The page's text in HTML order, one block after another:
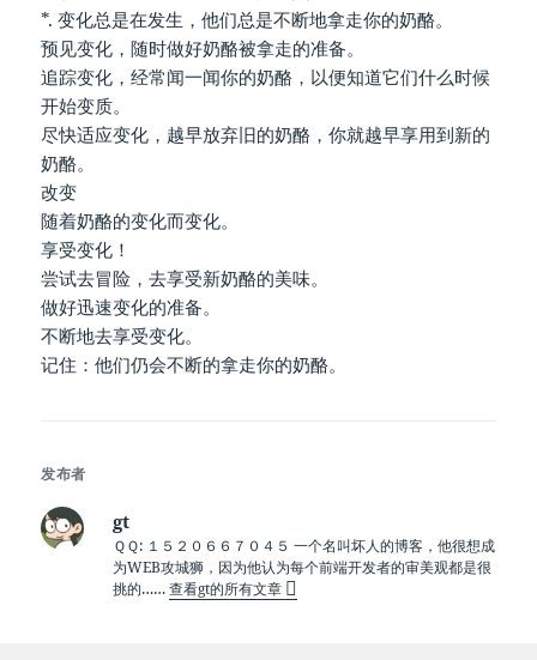
*. 变化总是在发生，他们总是不断地拿走你的奶酪。
预见变化，随时做好奶酪被拿走的准备。
追踪变化，经常闻一闻你的奶酪，以便知道它们什么时候
开始变质。
尽快适应变化，越早放弃旧的奶酪，你就越早享用到新的
奶酪。
改变
随着奶酪的变化而变化。
享受变化！
尝试去冒险，去享受新奶酪的美味。
做好迅速变化的准备。
不断地去享受变化。
记住：他们仍会不断的拿走你的奶酪。
发布者
gt
ＱＱ: １５２０６６７０４５ 一个名叫坏人的博客，他很想成
为WEB攻城狮，因为他认为每个前端开发者的审美观都是很
挑的……查看gt的所有文章